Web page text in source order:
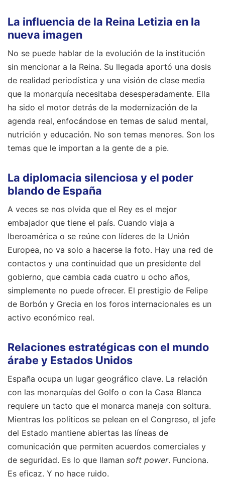
La influencia de la Reina Letizia en la
nueva imagen
No se puede hablar de la evolución de la institución
sin mencionar a la Reina. Su llegada aportó una dosis
de realidad periodística y una visión de clase media
que la monarquía necesitaba desesperadamente. Ella
ha sido el motor detrás de la modernización de la
agenda real, enfocándose en temas de salud mental,
nutrición y educación. No son temas menores. Son los
temas que le importan a la gente de a pie.
La diplomacia silenciosa y el poder
blando de España
A veces se nos olvida que el Rey es el mejor
embajador que tiene el país. Cuando viaja a
Iberoamérica o se reúne con líderes de la Unión
Europea, no va solo a hacerse la foto. Hay una red de
contactos y una continuidad que un presidente del
gobierno, que cambia cada cuatro u ocho años,
simplemente no puede ofrecer. El prestigio de Felipe
de Borbón y Grecia en los foros internacionales es un
activo económico real.
Relaciones estratégicas con el mundo
árabe y Estados Unidos
España ocupa un lugar geográfico clave. La relación
con las monarquías del Golfo o con la Casa Blanca
requiere un tacto que el monarca maneja con soltura.
Mientras los políticos se pelean en el Congreso, el jefe
del Estado mantiene abiertas las líneas de
comunicación que permiten acuerdos comerciales y
de seguridad. Es lo que llaman soft power. Funciona.
Es eficaz. Y no hace ruido.